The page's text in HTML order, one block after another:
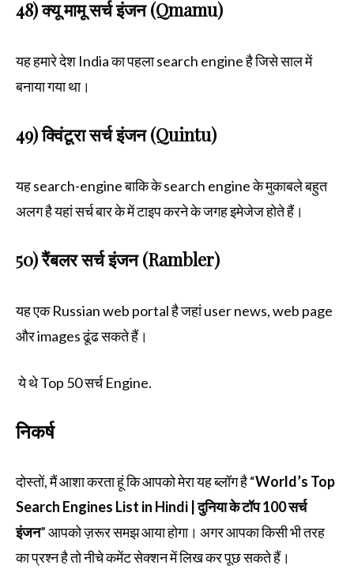
48) क्यू मामू सर्च इंजन (Qmamu)
यह हमारे देश India का पहला search engine है जिसे साल में
बनाया गया था।
49) क्विंटूरा सर्च इंजन (Quintu)
यह search-engine बाकि के search engine के मुकाबले बहुत
अलग है यहां सर्च बार के में टाइप करने के जगह इमेजेज होते हैं।
50) रैंबलर सर्च इंजन (Rambler)
यह एक Russian web portal है जहां user news, web page
और images ढूंढ सकते हैं।
ये थे Top 50 सर्च Engine.
निकर्ष
दोस्तों, मैं आशा करता हूं कि आपको मेरा यह ब्लॉग है “World’s Top
Search Engines List in Hindi | दुनिया के टॉप 100 सर्च
इंजन” आपको ज़रूर समझ आया होगा। अगर आपका किसी भी तरह
का प्रश्न है तो नीचे कमेंट सेक्शन में लिख कर पूछ सकते हैं।